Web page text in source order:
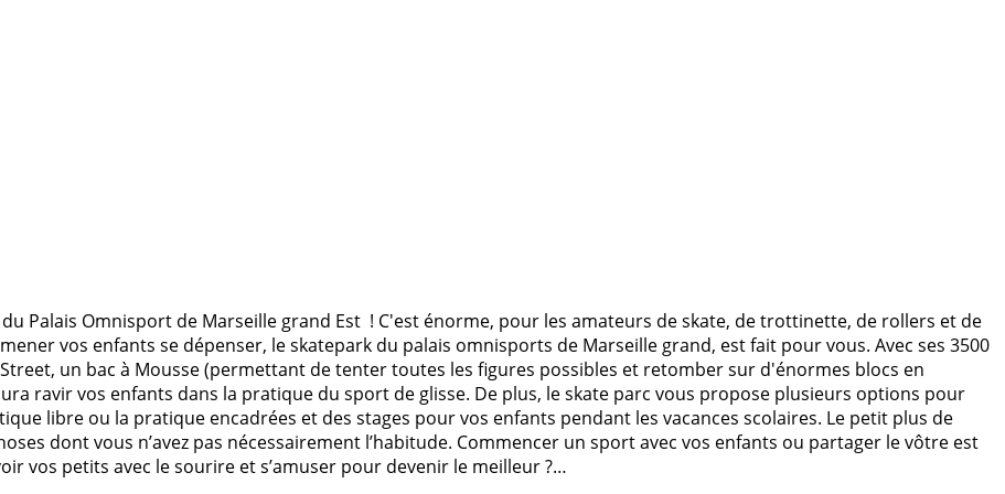
Palais Omnisport de Marseille grand Est ! C'est énorme, pour les amateurs de skate, de trottinette, de rollers et de
vos enfants se dépenser, le skatepark du palais omnisports de Marseille grand, est fait pour vous. Avec ses 3500
un bac à Mousse (permettant de tenter toutes les figures possibles et retomber sur d'énormes blocs en
ravir vos enfants dans la pratique du sport de glisse. De plus, le skate parc vous propose plusieurs options pour
libre ou la pratique encadrées et des stages pour vos enfants pendant les vacances scolaires. Le petit plus de
dont vous n’avez pas nécessairement l’habitude. Commencer un sport avec vos enfants ou partager le vôtre est
vos petits avec le sourire et s’amuser pour devenir le meilleur ?…